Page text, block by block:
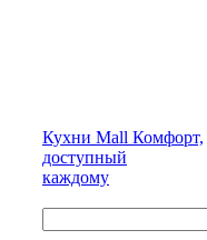
Кухни Mall Комфорт,
доступный
каждому